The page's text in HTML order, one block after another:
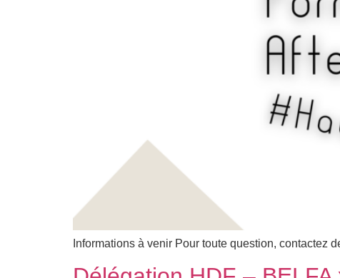
Informations à venir Pour toute question, contactez